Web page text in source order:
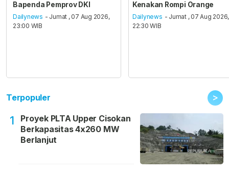
Bapenda Pemprov DKI
Dailynews - Jumat , 07 Aug 2026,
23:00 WIB
Kenakan Rompi Orange
Dailynews - Jumat , 07 Aug 2026,
22:30 WIB
Terpopuler >
1
Proyek PLTA Upper Cisokan
Berkapasitas 4x260 MW
Berlanjut